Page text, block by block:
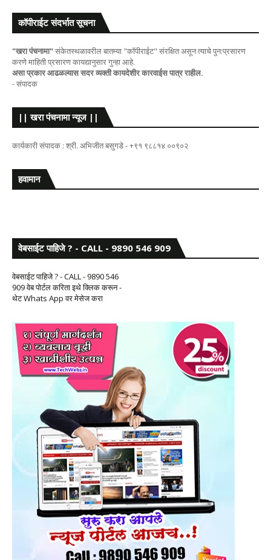
कॉपीराईट संदर्भात सूचना
"खरा पंचनामा"संकेतस्थळावरील बातम्या "कॉपीराईट" संरक्षित असून त्याचे पुन:प्रसारण
करणे माहिती प्रसारण कायद्यानुसार गुन्हा आहे.
असा प्रकार आढळल्यास सदर व्यक्ती कायदेशीर कारवाईस पात्र राहील.
- संपादक
|| खरा पंचनामा न्यूज ||
कार्यकारी संपादक : श्री. अभिजीत बसुगडे - +९१ ९८८१४ ००९०२
हवामान
वेबसाईट पाहिजे ? - CALL - 9890 546 909
वेबसाईट पाहिजे ? - CALL - 9890 546
909 वेब पोर्टल करिता इथे क्लिक करून -
थेट Whats App वर मेसेज करा